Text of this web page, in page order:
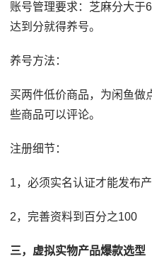
账号管理要求：芝麻分大于
达到分就得养号。
养号方法：
买两件低价商品，为闲鱼做
些商品可以评论。
注册细节：
1，必须实名认证才能发布
2，完善资料到百分之100
三，虚拟实物产品爆款选型